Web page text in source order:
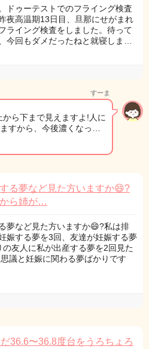
ドゥーテストでのフライング検査
夜高温期13日目、旦那にせがまれ
ライング検査をしました。待って
今回もダメだったねと就寝しま…
すーま
ら下まで見えますよ!人に
すから、今後濃くなっ…
る夢など見た方いますか😄?
ら姉が…
夢など見た方いますか😄?私は排
娠する夢を3回、友達が妊娠する夢
友人に私が出産する夢を2回見た
議と妊娠に関わる夢ばかりです
36.6〜36.8度台をうろちょろ